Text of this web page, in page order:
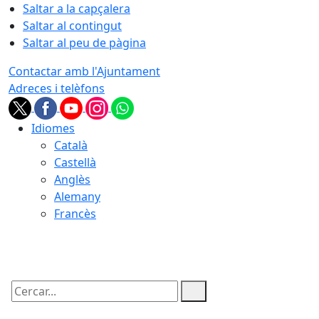
Saltar a la capçalera
Saltar al contingut
Saltar al peu de pàgina
Contactar amb l'Ajuntament
Adreces i telèfons
Idiomes
Català
Castellà
Anglès
Alemany
Francès
Cercar: